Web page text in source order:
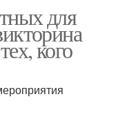
для
кого